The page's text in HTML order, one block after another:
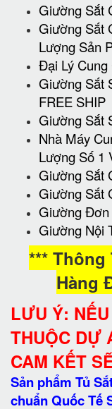
Giường Sắt
Giường Sắt
Lượng Sản
Đại Lý Cung
Giường Sắt
FREE SHIP
Giường Sắt
Nhà Máy
Lượng Số 1
Giường Sắt
Giường Sắt
Giường Đơn
Giường Nội
*** Thông
Hàng
LƯU Ý:
THUỘC DỰ
CAM KẾT
Sản phẩm Tủ
chuẩn Quốc Tế